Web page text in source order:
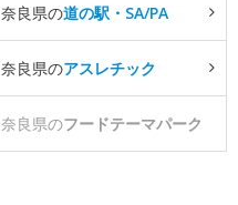
奈良県の道の駅・SA/PA
奈良県のアスレチック
奈良県のフードテーマパーク